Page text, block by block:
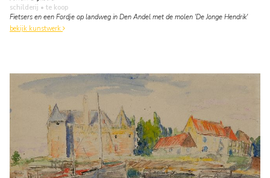
schilderij • te koop
Fietsers en een Fordje op landweg in Den Andel met de molen 'De Jonge Hendrik'
bekijk kunstwerk